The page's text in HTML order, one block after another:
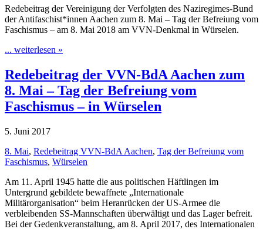
Redebeitrag der Vereinigung der Verfolgten des Naziregimes-Bund
der Antifaschist*innen Aachen zum 8. Mai – Tag der Befreiung vom
Faschismus – am 8. Mai 2018 am VVN-Denkmal in Würselen.
... weiterlesen »
Redebeitrag der VVN-BdA Aachen zum
8. Mai – Tag der Befreiung vom
Faschismus – in Würselen
5. Juni 2017
8. Mai, Redebeitrag VVN-BdA Aachen, Tag der Befreiung vom
Faschismus, Würselen
Am 11. April 1945 hatte die aus politischen Häftlingen im
Untergrund gebildete bewaffnete „Internationale
Militärorganisation“ beim Heranrücken der US-Armee die
verbleibenden SS-Mannschaften überwältigt und das Lager befreit.
Bei der Gedenkveranstaltung, am 8. April 2017, des Internationalen